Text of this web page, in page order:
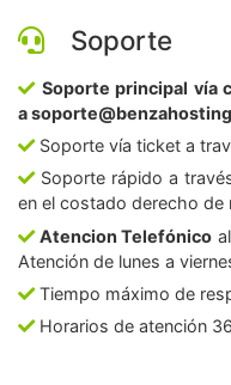
Soporte
Soporte principal vía
a
Soporte vía ticket a
Soporte rápido a
en el costado derecho de
Atencion Telefónico
Atención de lunes a
Tiempo máximo de
Horarios de atención